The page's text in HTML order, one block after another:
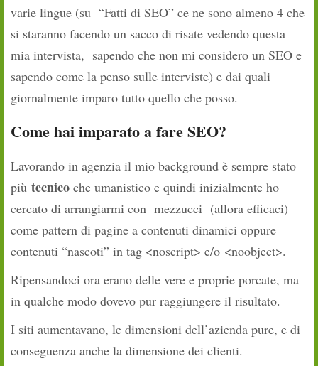
varie lingue (su “Fatti di SEO” ce ne sono almeno 4 che
si staranno facendo un sacco di risate vedendo questa
mia intervista, sapendo che non mi considero un SEO e
sapendo come la penso sulle interviste) e dai quali
giornalmente imparo tutto quello che posso.
Come hai imparato a fare SEO?
Lavorando in agenzia il mio background è sempre stato
più tecnico che umanistico e quindi inizialmente ho
cercato di arrangiarmi con mezzucci (allora efficaci)
come pattern di pagine a contenuti dinamici oppure
contenuti “nascoti” in tag <noscript> e/o <noobject>.
Ripensandoci ora erano delle vere e proprie porcate, ma
in qualche modo dovevo pur raggiungere il risultato.
I siti aumentavano, le dimensioni dell’azienda pure, e di
conseguenza anche la dimensione dei clienti.